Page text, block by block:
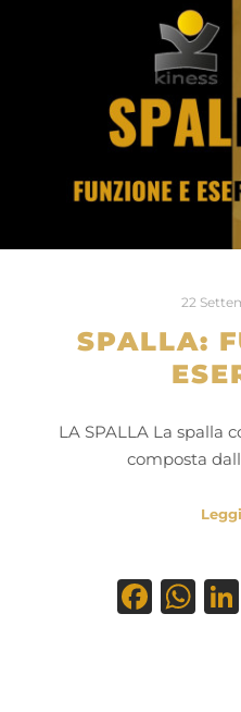
22
SPALLA:
LA SPALLA La spalla
composta